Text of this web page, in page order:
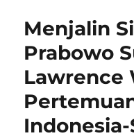
Menjalin
Prabowo
Lawrence